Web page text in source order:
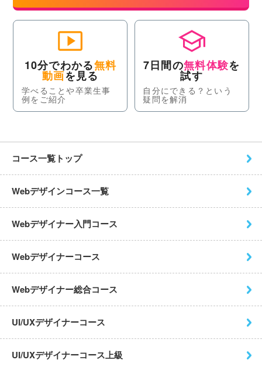
10分でわかる無料
動画を見る
学べることや卒業生事
例をご紹介
7日間の無料体験を
試す
自分にできる？という
疑問を解消
コース一覧トップ
Webデザインコース一覧
Webデザイナー入門コース
Webデザイナーコース
Webデザイナー総合コース
UI/UXデザイナーコース
UI/UXデザイナーコース上級